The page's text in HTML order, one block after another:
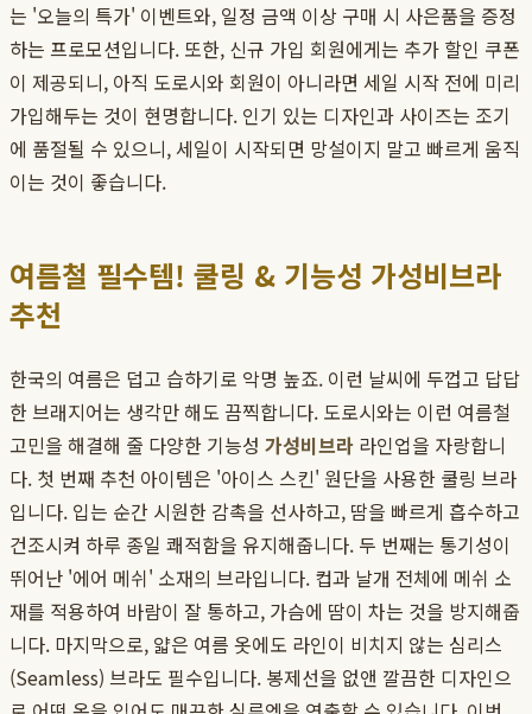
는 '오늘의 특가' 이벤트와, 일정 금액 이상 구매 시 사은품을 증정
하는 프로모션입니다. 또한, 신규 가입 회원에게는 추가 할인 쿠폰
이 제공되니, 아직 도로시와 회원이 아니라면 세일 시작 전에 미리
가입해두는 것이 현명합니다. 인기 있는 디자인과 사이즈는 조기
에 품절될 수 있으니, 세일이 시작되면 망설이지 말고 빠르게 움직
이는 것이 좋습니다.
여름철 필수템! 쿨링 & 기능성 가성비브라
추천
한국의 여름은 덥고 습하기로 악명 높죠. 이런 날씨에 두껍고 답답
한 브래지어는 생각만 해도 끔찍합니다. 도로시와는 이런 여름철
고민을 해결해 줄 다양한 기능성 가성비브라 라인업을 자랑합니
다. 첫 번째 추천 아이템은 '아이스 스킨' 원단을 사용한 쿨링 브라
입니다. 입는 순간 시원한 감촉을 선사하고, 땀을 빠르게 흡수하고
건조시켜 하루 종일 쾌적함을 유지해줍니다. 두 번째는 통기성이
뛰어난 '에어 메쉬' 소재의 브라입니다. 컵과 날개 전체에 메쉬 소
재를 적용하여 바람이 잘 통하고, 가슴에 땀이 차는 것을 방지해줍
니다. 마지막으로, 얇은 여름 옷에도 라인이 비치지 않는 심리스
(Seamless) 브라도 필수입니다. 봉제선을 없앤 깔끔한 디자인으